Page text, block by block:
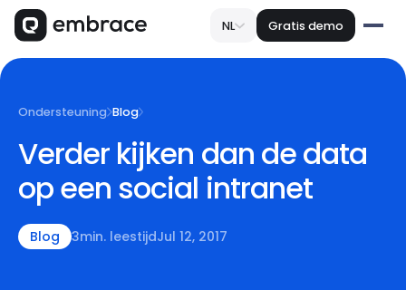
NL Gratis demo
Ondersteuning Blog
Verder kijken dan de data
op een social intranet
Blog 3min. leestijdJul 12, 2017